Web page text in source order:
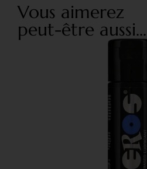
Vous aimerez
peut-être aussi...